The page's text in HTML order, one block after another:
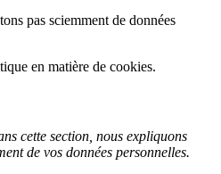
pas sciemment de données
en matière de cookies.
cette section, nous expliquons
de vos données personnelles.